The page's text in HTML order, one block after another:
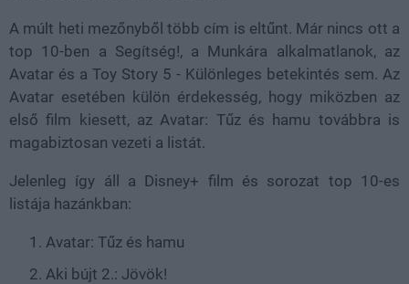
A múlt heti mezőnyből több cím is eltűnt. Már nincs ott a
top 10-ben a Segítség!, a Munkára alkalmatlanok, az
Avatar és a Toy Story 5 - Különleges betekintés sem. Az
Avatar esetében külön érdekesség, hogy miközben az
első film kiesett, az Avatar: Tűz és hamu továbbra is
magabiztosan vezeti a listát.
Jelenleg így áll a Disney+ film és sorozat top 10-es
listája hazánkban:
Avatar: Tűz és hamu
Aki bújt 2.: Jövök!